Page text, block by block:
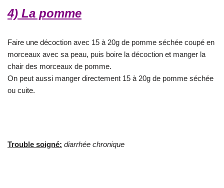
4) La pomme
Faire une décoction avec 15 à 20g de pomme séchée coupé en
morceaux avec sa peau, puis boire la décoction et manger la
chair des morceaux de pomme.
On peut aussi manger directement 15 à 20g de pomme séchée
ou cuite.
Trouble soigné: diarrhée chronique